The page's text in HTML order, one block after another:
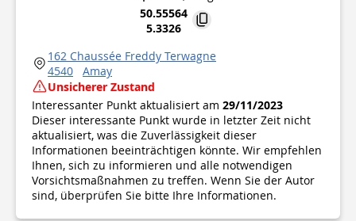
50.55564
5.3326
162 Chaussée Freddy Terwagne
4540
Amay
Unsicherer Zustand
Interessanter Punkt aktualisiert am 29/11/2023
Dieser interessante Punkt wurde in letzter Zeit nicht
aktualisiert, was die Zuverlässigkeit dieser
Informationen beeinträchtigen könnte. Wir empfehlen
Ihnen, sich zu informieren und alle notwendigen
Vorsichtsmaßnahmen zu treffen. Wenn Sie der Autor
sind, überprüfen Sie bitte Ihre Informationen.